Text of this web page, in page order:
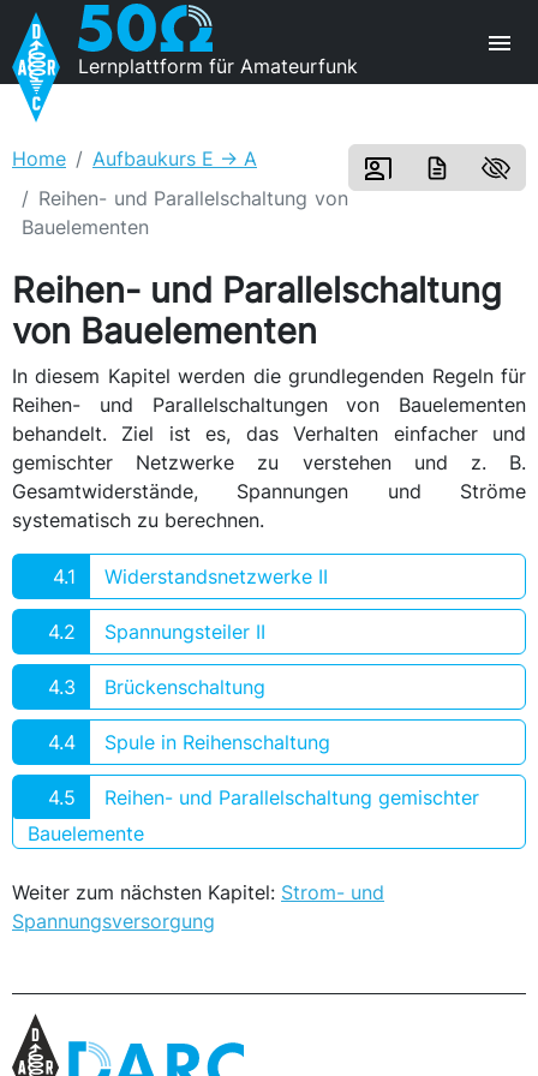
Lernplattform für Amateurfunk
Home
Aufbaukurs E -> A
Reihen- und Parallelschaltung von
Bauelementen
Reihen- und Parallelschaltung
von Bauelementen
In diesem Kapitel werden die grundlegenden Regeln für
Reihen- und Parallelschaltungen von Bauelementen
behandelt. Ziel ist es, das Verhalten einfacher und
gemischter Netzwerke zu verstehen und z. B.
Gesamtwiderstände, Spannungen und Ströme
systematisch zu berechnen.
4.1 Widerstandsnetzwerke II
4.2 Spannungsteiler II
4.3 Brückenschaltung
4.4 Spule in Reihenschaltung
4.5
Reihen- und Parallelschaltung gemischter
Bauelemente
Weiter zum nächsten Kapitel: Strom- und
Spannungsversorgung